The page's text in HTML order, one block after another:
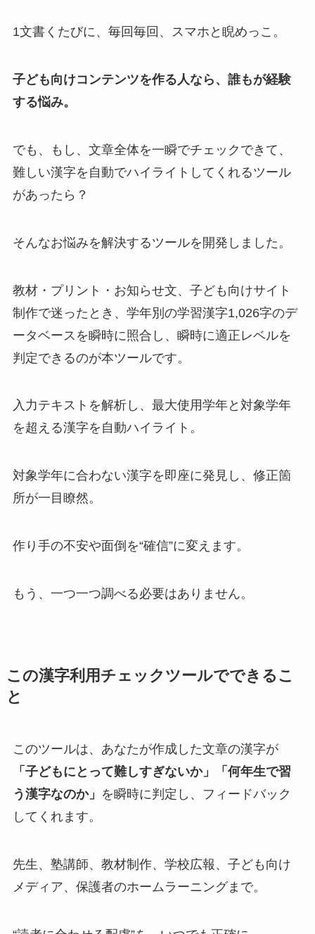
1文書くたびに、毎回毎回、スマホと睨めっこ。
子ども向けコンテンツを作る人なら、誰もが経験
する悩み。
でも、もし、文章全体を一瞬でチェックできて、
難しい漢字を自動でハイライトしてくれるツール
があったら？
そんなお悩みを解決するツールを開発しました。
教材・プリント・お知らせ文、子ども向けサイト
制作で迷ったとき、学年別の学習漢字1,026字のデ
ータベースを瞬時に照合し、瞬時に適正レベルを
判定できるのが本ツールです。
入力テキストを解析し、最大使用学年と対象学年
を超える漢字を自動ハイライト。
対象学年に合わない漢字を即座に発見し、修正箇
所が一目瞭然。
作り手の不安や面倒を“確信”に変えます。
もう、一つ一つ調べる必要はありません。
この漢字利用チェックツールでできるこ
と
このツールは、あなたが作成した文章の漢字が
「子どもにとって難しすぎないか」「何年生で習
う漢字なのか」 を瞬時に判定し、フィードバック
してくれます。
先生、塾講師、教材制作、学校広報、子ども向け
メディア、保護者のホームラーニングまで。